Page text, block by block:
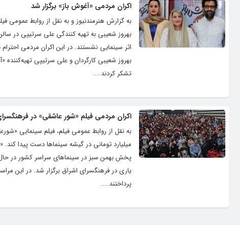
اکران مردمی «آغوش باز» برگزار شد
اثر سینمایی نشستند. در این اکران مردمی
بهروز شعیبی کارگردان و علی سرتیپی
تشکر کردند....
اکران مردمی فیلم «شور عاشقی» در
پخش بهمن سبز در سینماهای سراسر کشور در حال
یاری در فرهنگسرای اشراق برگزار شد. در این
پرداختند....